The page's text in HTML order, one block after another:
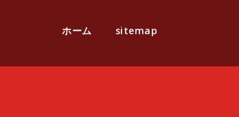
ホーム sitemap